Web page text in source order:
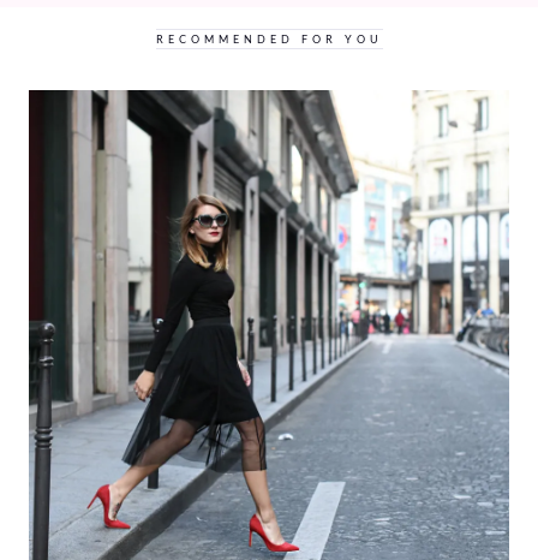
RECOMMENDED FOR YOU